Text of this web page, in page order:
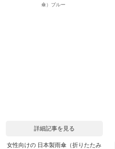
傘）ブルー
詳細記事を見る
女性向けの 日本製雨傘（折りたたみ